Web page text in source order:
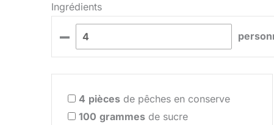
Ingrédients
–
4 pièces de pêches en conserve
100 grammes de sucre